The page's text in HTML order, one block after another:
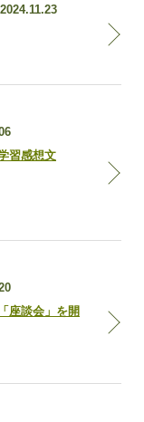
2024.11.23
習感想文
座談会」を開